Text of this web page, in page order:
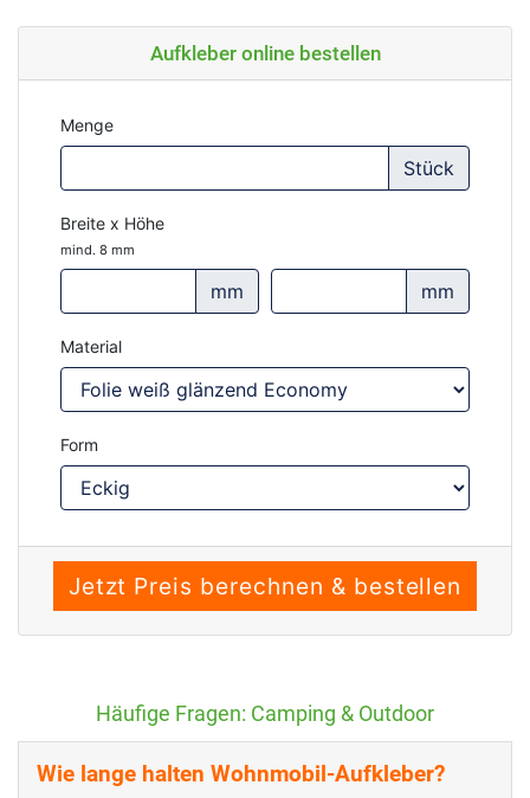
Aufkleber online bestellen
Menge
Stück
Breite x Höhe
mind. 8 mm
mm mm
Material
Form
Häufige Fragen: Camping & Outdoor
Wie lange halten Wohnmobil-Aufkleber?